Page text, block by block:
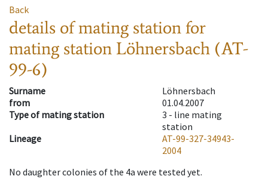
Back
details of mating stationfor
mating stationLöhnersbach (AT-
99-6)
Surname
Löhnersbach
from
01.04.2007
Type of mating station
3 - line mating
station
Lineage
AT-99-327-34943-
2004
No daughter colonies of the 4a were tested yet.